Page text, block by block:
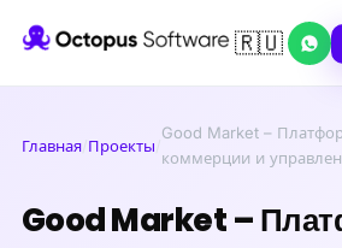
🇷🇺
Главная/Проекты/
Good Market –
коммерции и
Good Market –